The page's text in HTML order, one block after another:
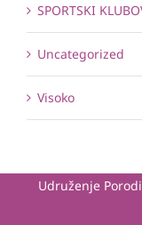
SPORTSKI
Uncategorized
Visoko
Udruženje